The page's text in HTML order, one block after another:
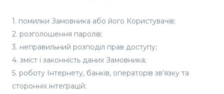
1. помилки Замовника або його Користувачів;
2. розголошення паролів;
3. неправильний розподіл прав доступу;
4. зміст і законність даних Замовника;
5. роботу Інтернету, банків, операторів зв’язку та
сторонніх інтеграцій;